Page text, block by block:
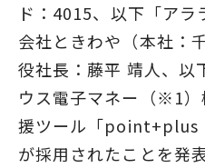
ド：4015、以下「ア
会社ときわや（本社：
役社長：藤平 靖人、以
ウス電子マネー（※1
援ツール「point+plus
が採用されたことを発